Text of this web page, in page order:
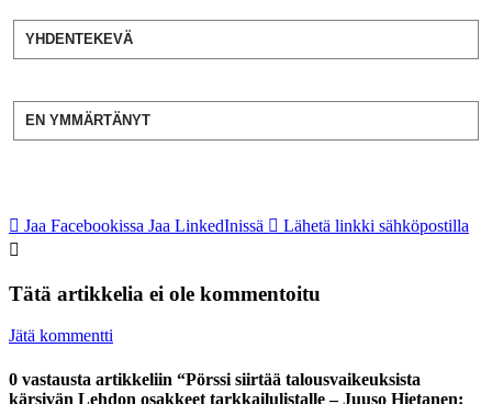
YHDENTEKEVÄ
EN YMMÄRTÄNYT
Jaa Facebookissa Jaa LinkedInissä Lähetä linkki sähköpostilla
Tätä artikkelia ei ole kommentoitu
Jätä kommentti
0 vastausta artikkeliin “Pörssi siirtää talousvaikeuksista
kärsivän Lehdon osakkeet tarkkailulistalle – Juuso Hietanen: